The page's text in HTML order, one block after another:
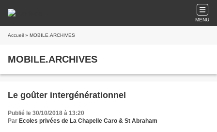
MENU
Accueil » MOBILE.ARCHIVES
MOBILE.ARCHIVES
Le goûter intergénérationnel
Publié le 30/10/2018 à 13:20
Par Ecoles privées de La Chapelle Caro & St Abraham